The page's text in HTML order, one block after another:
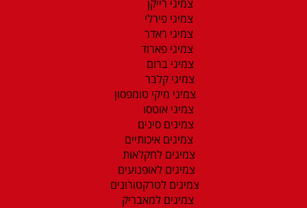
צמיגי רייקן
צמיגי פירלי
צמיגי ראדר
צמיגי פארוד
צמיגי ברום
צמיגי קלבר
צמיגי מיקי טומפסון
צמיגי אוטסו
צמיגים סינים
צמיגים איכותיים
צמיגים לחקלאות
צמיגים לאופנועים
צמיגים לטרקטורונים
צמיגים למאבריק